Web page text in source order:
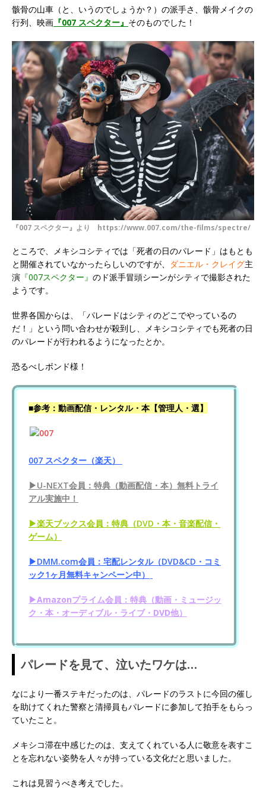
骸骨の山車（と、いうのでしょうか？）の派手さ、骸骨メイクの
行列、映画 『007 スペクター』 そのものでした！
『007 スペクター』より https://www.007.com/the-films/spectre/
ところで、メキシコシティでは「死者の日のパレード」はもとも
と開催されていなかったらしいのですが、
ダニエル・クレイグ主
演 『007スペクター』 のド派手冒頭シーンがシティで撮影された
ようです。
世界各国からは、「パレードはシティのどこでやっているの
だ！」という問い合わせが殺到し、メキシコシティでも死者の日
のパレードが行われるようになったとか。
恐るべしボンド様！
■参考：動画配信・レンタル・本【管理人・選】
007 スペクター（楽天）
▶U-NEXT会員：特典（動画配信・本）無料トライ
アル実施中！
▶楽天ブックス会員：特典（DVD・本・音楽配信・
ゲーム）
▶DMM.com会員：宅配レンタル（DVD&CD・コミ
ック1ヶ月無料キャンペーン中）
▶Amazonプライム会員：特典（動画・ミュージッ
ク・本・オーディブル・ライブ・DVD他）
パレードを見て、泣いたワケは…
なにより一番ステキだったのは、パレードのラストに今回の催し
を助けてくれた警察と清掃員もパレードに参加して拍手をもらっ
ていたこと。
メキシコ滞在中感じたのは、支えてくれている人に敬意を表すこ
とを忘れない姿勢を人々が持っている文化だと思いました。
これは見習うべき考えでした。